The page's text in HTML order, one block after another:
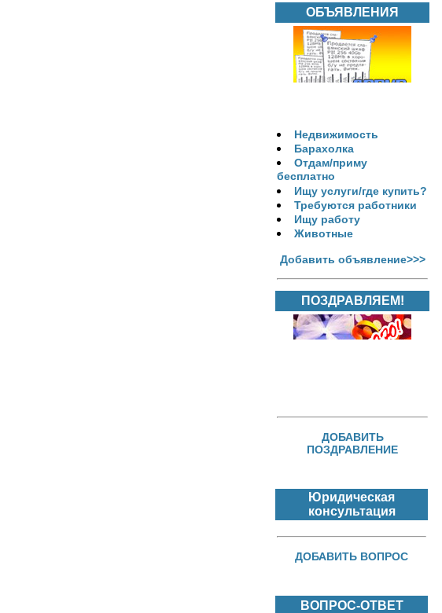
ОБЪЯВЛЕНИЯ
Недвижимость
Барахолка
Отдам/приму
бесплатно
Ищу услуги/где купить?
Требуются работники
Ищу работу
Животные
Добавить объявление>>>
ПОЗДРАВЛЯЕМ!
ДОБАВИТЬ
ПОЗДРАВЛЕНИЕ
Юридическая
консультация
ДОБАВИТЬ ВОПРОС
ВОПРОС-ОТВЕТ